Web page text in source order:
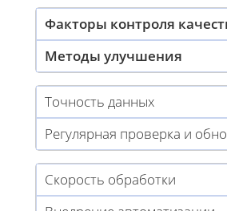
Факторы контроля
Методы улучшения
Точность данных
Регулярная проверка и
Скорость обработки